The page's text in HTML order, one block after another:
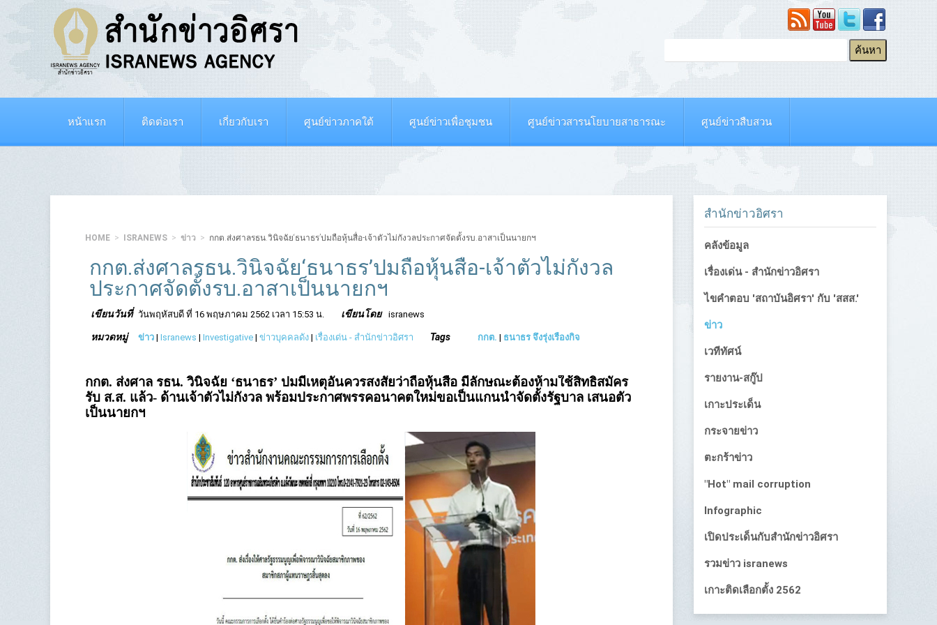
หน้าแรก ติดต่อเรา เกี่ยวกับเรา ศูนย์ข่าวภาคใต้ ศูนย์ข่าวเพื่อชุมชน ศูนย์ข่าวสารนโยบายสาธารณะ ศูนย์ข่าวสืบสวน
HOME ISRANEWS ข่าว กกต.ส่งศาลรธน.วินิจฉัย‘ธนาธร’ปมถือหุ้นสื่อ-เจ้าตัวไม่กังวลประกาศจัดตั้งรบ.อาสาเป็นนายกฯ
กกต.ส่งศาลรธน.วินิจฉัย‘ธนาธร’ปมถือหุ้นสื่อ-เจ้าตัวไม่กังวล
ประกาศจัดตั้งรบ.อาสาเป็นนายกฯ
เขียนวันที่ วันพฤหัสบดี ที่ 16 พฤษภาคม 2562 เวลา 15:53 น. เขียนโดย isranews
หมวดหมู่ ข่าว | Isranews | Investigative | ข่าวบุคคลดัง | เรื่องเด่น - สำนักข่าวอิศรา Tags กกต. | ธนาธร จึงรุ่งเรืองกิจ
กกต. ส่งศาล รธน. วินิจฉัย ‘ธนาธร’ ปมมีเหตุอันควรสงสัยว่าถือหุ้นสื่อ มีลักษณะต้องห้ามใช้สิทธิสมัคร
รับ ส.ส. แล้ว- ด้านเจ้าตัวไม่กังวล พร้อมประกาศพรรคอนาคตใหม่ขอเป็นแกนนำจัดตั้งรัฐบาล เสนอตัว
เป็นนายกฯ
สำนักข่าวอิศรา
คลังข้อมูล
เรื่องเด่น - สำนักข่าวอิศรา
ไขคำตอบ 'สถาบันอิศรา' กับ 'สสส.'
ข่าว
เวทีทัศน์
รายงาน-สกู๊ป
เกาะประเด็น
กระจายข่าว
ตะกร้าข่าว
"Hot" mail corruption
Infographic
เปิดประเด็นกับสำนักข่าวอิศรา
รวมข่าว isranews
เกาะติดเลือกตั้ง 2562